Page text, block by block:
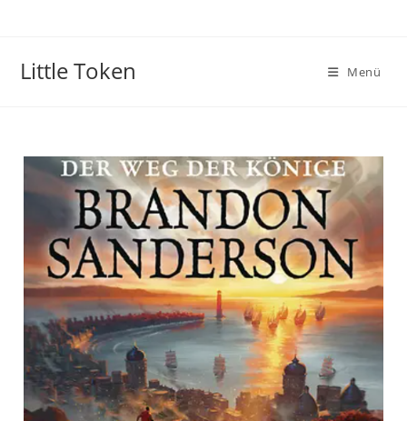
Little Token Menü